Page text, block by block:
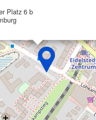
Platz 6 b
Daten zur Auswahl
für personalisierte
zur Auswahl
zur Personalisierung